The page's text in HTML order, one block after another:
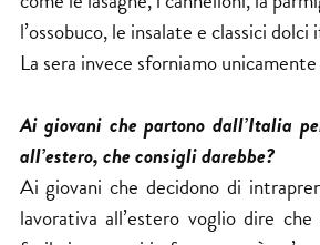
l’ossobuco, le insalate e classici dolci
La sera invece sforniamo
Ai giovani che partono dall’Italia
all’estero, che consigli darebbe?
Ai giovani che decidono di
lavorativa all’estero voglio dire